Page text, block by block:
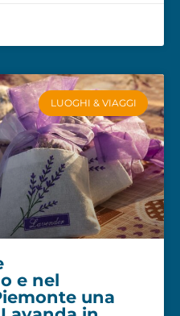
LUOGHI & VIAGGI
e nel
una